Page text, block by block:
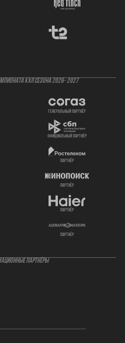
КХЛ СЕЗОНА 2026- 2027
генеральный партнёр
официальный партнёр
партнёр
партнёр
партнёр
партнёр
ПАРТНЁРЫ